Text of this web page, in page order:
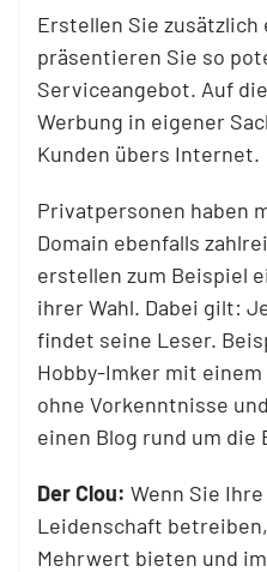
Erstellen Sie zusätzlich
präsentieren Sie so
Serviceangebot. Auf
Werbung in eigener
Kunden übers Internet.
Privatpersonen haben
Domain ebenfalls
erstellen zum Beispiel
ihrer Wahl. Dabei gilt:
findet seine Leser.
Hobby-Imker mit einem
ohne Vorkenntnisse
einen Blog rund um die
Der Clou: Wenn Sie
Leidenschaft
Mehrwert bieten und